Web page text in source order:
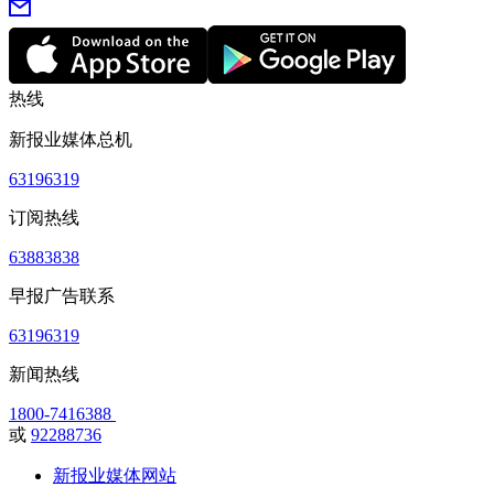
热线
新报业媒体总机
63196319
订阅热线
63883838
早报广告联系
63196319
新闻热线
1800-7416388
或 92288736
新报业媒体网站